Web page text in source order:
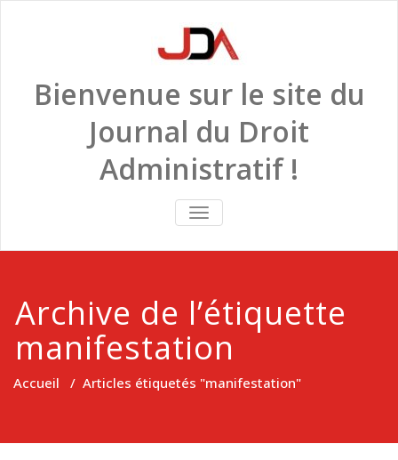
Bienvenue sur le site du
Journal du Droit
Administratif !
TOGGLE
NAVIGATION
Archive de l’étiquette
manifestation
Accueil / Articles étiquetés "manifestation"